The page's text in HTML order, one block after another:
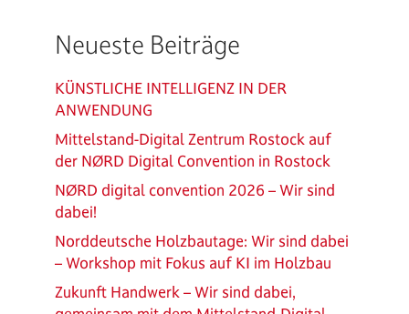
Neueste Beiträge
KÜNSTLICHE INTELLIGENZ IN DER
ANWENDUNG
Mittelstand-Digital Zentrum Rostock auf
der NØRD Digital Convention in Rostock
NØRD digital convention 2026 – Wir sind
dabei!
Norddeutsche Holzbautage: Wir sind dabei
– Workshop mit Fokus auf KI im Holzbau
Zukunft Handwerk – Wir sind dabei,